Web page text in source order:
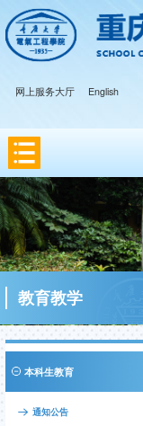
网上服务大厅 English
教育教学
本科生教育
通知公告